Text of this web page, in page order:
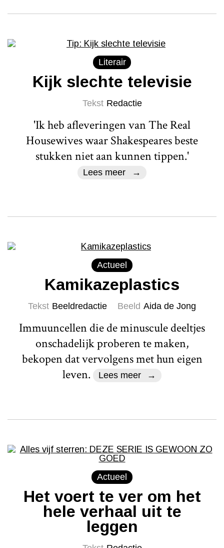
Literair
Kijk slechte televisie
Tekst Redactie
'Ik heb afleveringen van The Real
Housewives waar Shakespeares beste
stukken niet aan kunnen tippen.'
Lees meer
Actueel
Kamikazeplastics
Tekst Beeldredactie Beeld Aida de Jong
Immuuncellen die de minuscule deeltjes
onschadelijk proberen te maken,
bekopen dat vervolgens met hun eigen
leven.
Lees meer
Actueel
Het voert te ver om het
hele verhaal uit te
leggen